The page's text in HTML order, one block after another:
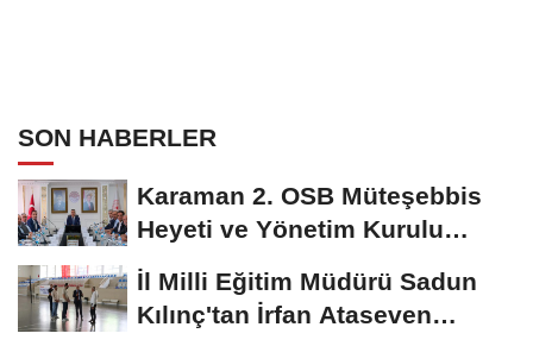
SON HABERLER
Karaman 2. OSB Müteşebbis
Heyeti ve Yönetim Kurulu
Toplantısı Gerçekleştirildi
İl Milli Eğitim Müdürü Sadun
Kılınç'tan İrfan Ataseven